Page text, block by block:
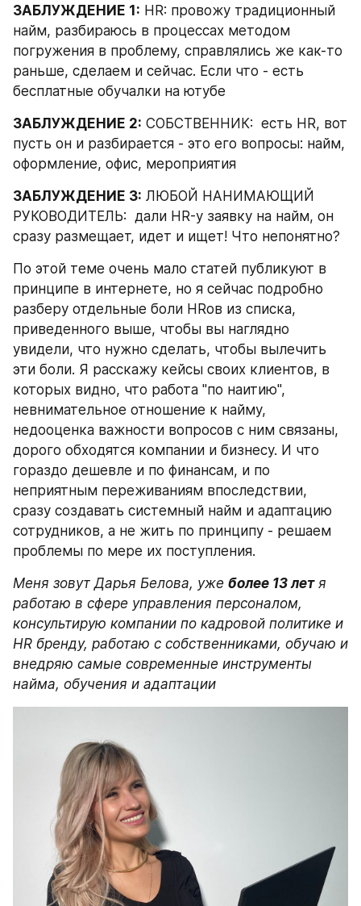
ЗАБЛУЖДЕНИЕ 1: HR: провожу традиционный
найм, разбираюсь в процессах методом
погружения в проблему, справлялись же как-то
раньше, сделаем и сейчас. Если что - есть
бесплатные обучалки на ютубе
ЗАБЛУЖДЕНИЕ 2: СОБСТВЕННИК:  есть HR, вот
пусть он и разбирается - это его вопросы: найм,
оформление, офис, мероприятия
ЗАБЛУЖДЕНИЕ 3: ЛЮБОЙ НАНИМАЮЩИЙ
РУКОВОДИТЕЛЬ:  дали HR-у заявку на найм, он
сразу размещает, идет и ищет! Что непонятно?
По этой теме очень мало статей публикуют в
принципе в интернете, но я сейчас подробно
разберу отдельные боли HRов из списка,
приведенного выше, чтобы вы наглядно
увидели, что нужно сделать, чтобы вылечить
эти боли. Я расскажу кейсы своих клиентов, в
которых видно, что работа "по наитию",
невнимательное отношение к найму,
недооценка важности вопросов с ним связаны,
дорого обходятся компании и бизнесу. И что
гораздо дешевле и по финансам, и по
неприятным переживаниям впоследствии,
сразу создавать системный найм и адаптацию
сотрудников, а не жить по принципу - решаем
проблемы по мере их поступления.
Меня зовут Дарья Белова, уже более 13 лет я
работаю в сфере управления персоналом,
консультирую компании по кадровой политике и
HR бренду, работаю с собственниками, обучаю и
внедряю самые современные инструменты
найма, обучения и адаптации